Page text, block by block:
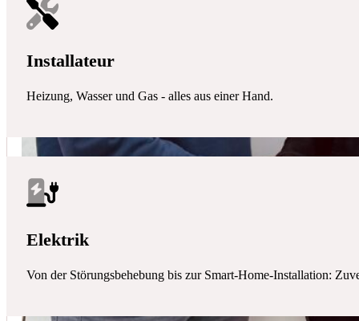
Installateur
Heizung, Wasser und Gas - alles aus einer Hand.
Elektrik
Von der Störungsbehebung bis zur Smart-Home-Installation: